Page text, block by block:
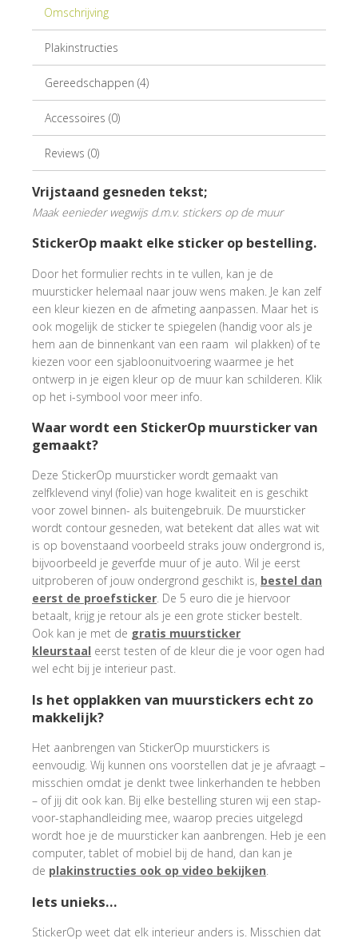
Omschrijving
Plakinstructies
Gereedschappen (4)
Accessoires (0)
Reviews (0)
Vrijstaand gesneden tekst;
Maak eenieder wegwijs d.m.v. stickers op de muur
StickerOp maakt elke sticker op bestelling.
Door het formulier rechts in te vullen, kan je de
muursticker helemaal naar jouw wens maken. Je kan zelf
een kleur kiezen en de afmeting aanpassen. Maar het is
ook mogelijk de sticker te spiegelen (handig voor als je
hem aan de binnenkant van een raam wil plakken) of te
kiezen voor een sjabloonuitvoering waarmee je het
ontwerp in je eigen kleur op de muur kan schilderen. Klik
op het i-symbool voor meer info.
Waar wordt een StickerOp muursticker van
gemaakt?
Deze StickerOp muursticker wordt gemaakt van
zelfklevend vinyl (folie) van hoge kwaliteit en is geschikt
voor zowel binnen- als buitengebruik. De muursticker
wordt contour gesneden, wat betekent dat alles wat wit
is op bovenstaand voorbeeld straks jouw ondergrond is,
bijvoorbeeld je geverfde muur of je auto. Wil je eerst
uitproberen of jouw ondergrond geschikt is, bestel dan
eerst de proefsticker. De 5 euro die je hiervoor
betaalt, krijg je retour als je een grote sticker bestelt.
Ook kan je met de gratis muursticker
kleurstaal eerst testen of de kleur die je voor ogen had
wel echt bij je interieur past.
Is het opplakken van muurstickers echt zo
makkelijk?
Het aanbrengen van StickerOp muurstickers is
eenvoudig. Wij kunnen ons voorstellen dat je je afvraagt –
misschien omdat je denkt twee linkerhanden te hebben
– of jij dit ook kan. Bij elke bestelling sturen wij een stap-
voor-staphandleiding mee, waarop precies uitgelegd
wordt hoe je de muursticker kan aanbrengen. Heb je een
computer, tablet of mobiel bij de hand, dan kan je
de plakinstructies ook op video bekijken.
Iets unieks…
StickerOp weet dat elk interieur anders is. Misschien dat